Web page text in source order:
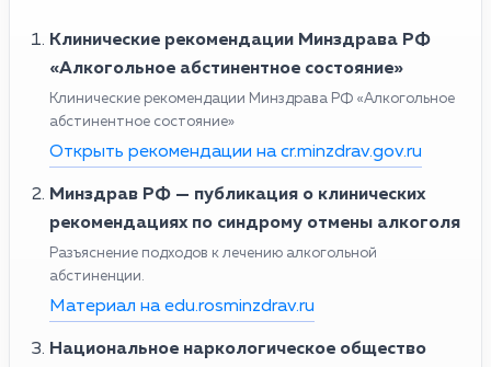
Клинические рекомендации Минздрава РФ
«Алкогольное абстинентное состояние»
Клинические рекомендации Минздрава РФ «Алкогольное
абстинентное состояние»
Открыть рекомендации на cr.minzdrav.gov.ru
Минздрав РФ — публикация о клинических
рекомендациях по синдрому отмены алкоголя
Разъяснение подходов к лечению алкогольной
абстиненции.
Материал на edu.rosminzdrav.ru
Национальное наркологическое общество